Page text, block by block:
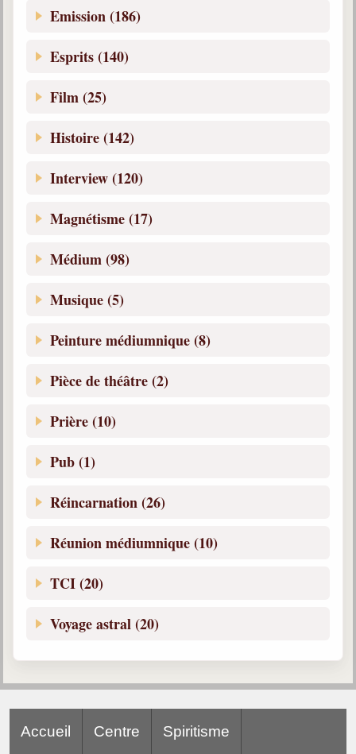
Fédérations spirites
Médias spirites
Emission (186)
Esprits (140)
Film (25)
Histoire (142)
Interview (120)
Magnétisme (17)
Médium (98)
Musique (5)
Peinture médiumnique (8)
Pièce de théâtre (2)
Prière (10)
Pub (1)
Réincarnation (26)
Réunion médiumnique (10)
TCI (20)
Voyage astral (20)
Accueil Centre Spiritisme